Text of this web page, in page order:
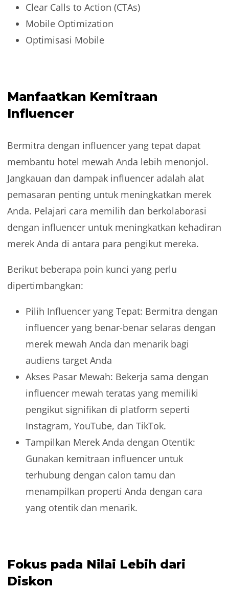
Clear Calls to Action (CTAs)
Mobile Optimization
Optimisasi Mobile
Manfaatkan Kemitraan
Influencer
Bermitra dengan influencer yang tepat dapat
membantu hotel mewah Anda lebih menonjol.
Jangkauan dan dampak influencer adalah alat
pemasaran penting untuk meningkatkan merek
Anda. Pelajari cara memilih dan berkolaborasi
dengan influencer untuk meningkatkan kehadiran
merek Anda di antara para pengikut mereka.
Berikut beberapa poin kunci yang perlu
dipertimbangkan:
Pilih Influencer yang Tepat: Bermitra dengan
influencer yang benar-benar selaras dengan
merek mewah Anda dan menarik bagi
audiens target Anda
Akses Pasar Mewah: Bekerja sama dengan
influencer mewah teratas yang memiliki
pengikut signifikan di platform seperti
Instagram, YouTube, dan TikTok.
Tampilkan Merek Anda dengan Otentik:
Gunakan kemitraan influencer untuk
terhubung dengan calon tamu dan
menampilkan properti Anda dengan cara
yang otentik dan menarik.
Fokus pada Nilai Lebih dari
Diskon